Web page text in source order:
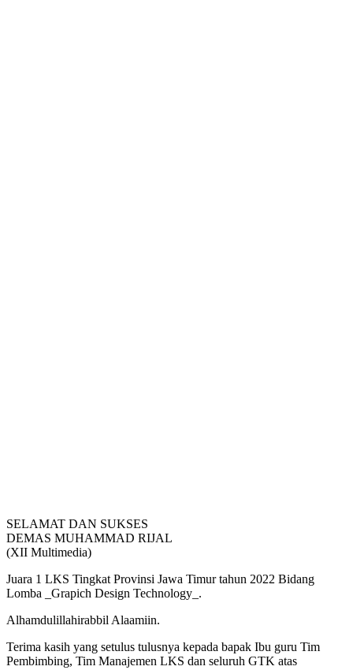
SELAMAT DAN SUKSES
DEMAS MUHAMMAD RIJAL
(XII Multimedia)
Juara 1 LKS Tingkat Provinsi Jawa Timur tahun 2022 Bidang
Lomba _Grapich Design Technology_.
Alhamdulillahirabbil Alaamiin.
Terima kasih yang setulus tulusnya kepada bapak Ibu guru Tim
Pembimbing, Tim Manajemen LKS dan seluruh GTK atas